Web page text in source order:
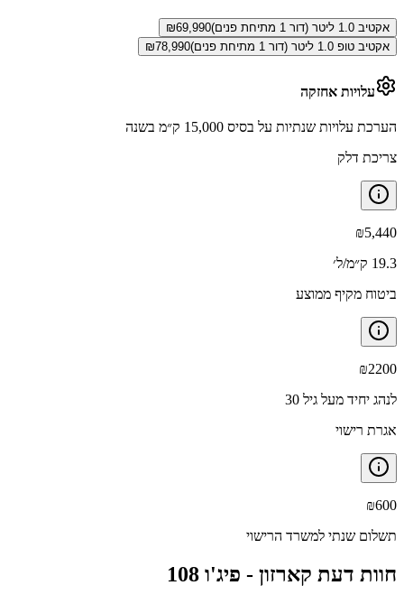
אקטיב 1.0 ליטר (דור 1 מתיחת פנים) ₪69,990
אקטיב טופ 1.0 ליטר (דור 1 מתיחת פנים)
₪78,990
עלויות אחזקה
הערכת עלויות שנתיות על בסיס 15,000 ק״מ בשנה
צריכת דלק
₪5,440
19.3 ק״מ/ל׳
ביטוח מקיף ממוצע
₪2200
לנהג יחיד מעל גיל 30
אגרת רישוי
₪600
תשלום שנתי למשרד הרישוי
חוות דעת קארזון - פיג'ו 108